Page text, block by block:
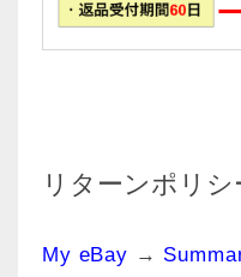
リターンポリ
My eBay →